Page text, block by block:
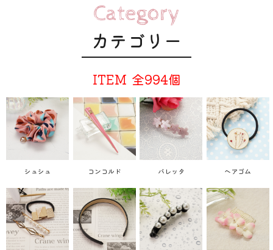
Category
カテゴリー
ITEM 全994個
シュシュ コンコルド バレッタ ヘアゴム